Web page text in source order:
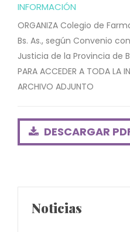
INFORMACIÓN
ORGANIZA Colegio de
Bs. As., según Convenio
Justicia de la Provincia de
PARA ACCEDER A TODA LA
ARCHIVO ADJUNTO
DESCARGAR
Noticias